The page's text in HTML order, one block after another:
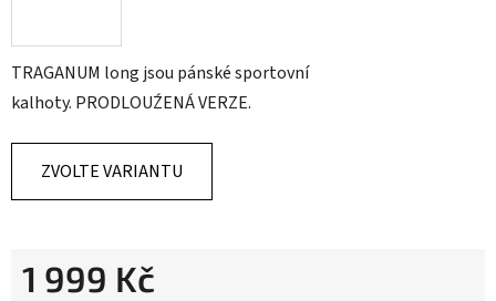
TRAGANUM long jsou pánské sportovní
kalhoty. PRODLOUŹENÁ VERZE.
ZVOLTE VARIANTU
1 999 Kč